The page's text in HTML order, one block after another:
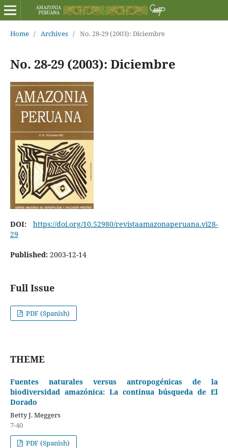
Home / Archives / No. 28-29 (2003): Diciembre
No. 28-29 (2003): Diciembre
DOI:https://doi.org/10.52980/revistaamazonaperuana.vi28-
29
Published: 2003-12-14
Full Issue
PDF (Spanish)
THEME
Fuentes naturales versus antropogénicas de la
biodiversidad amazónica: La continua búsqueda de El
Dorado
Betty J. Meggers
7-40
PDF (Spanish)